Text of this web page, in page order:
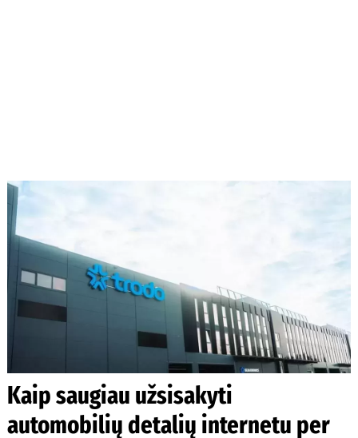
Kaip saugiau užsisakyti
automobilių detalių internetu per